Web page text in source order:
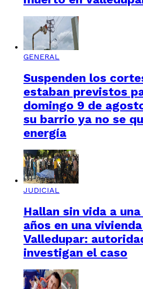
GENERAL
Suspenden los
estaban previstos
domingo 9 de
su barrio ya no se
energía
JUDICIAL
Hallan sin vida a
años en una
Valledupar:
investigan el caso